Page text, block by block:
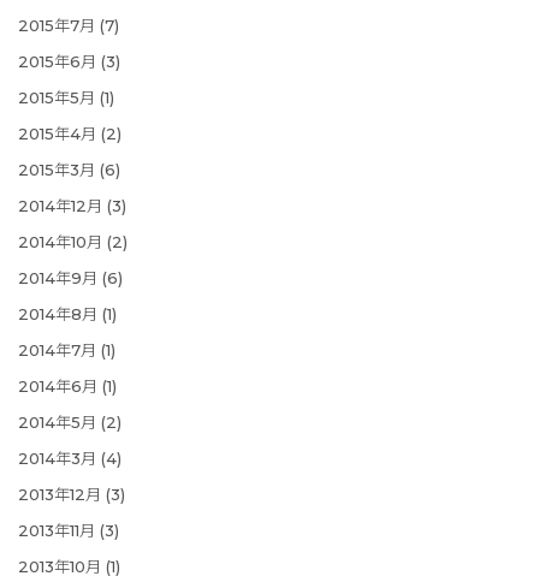
2015年7月 (7)
2015年6月 (3)
2015年5月 (1)
2015年4月 (2)
2015年3月 (6)
2014年12月 (3)
2014年10月 (2)
2014年9月 (6)
2014年8月 (1)
2014年7月 (1)
2014年6月 (1)
2014年5月 (2)
2014年3月 (4)
2013年12月 (3)
2013年11月 (3)
2013年10月 (1)